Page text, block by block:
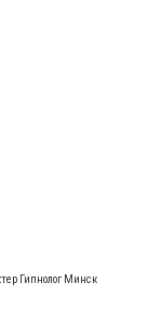
Гипнолог Минск